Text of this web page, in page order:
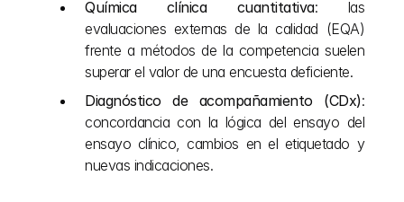
Química clínica cuantitativa: las
evaluaciones externas de la calidad (EQA)
frente a métodos de la competencia suelen
superar el valor de una encuesta deficiente.
Diagnóstico de acompañamiento (CDx):
concordancia con la lógica del ensayo del
ensayo clínico, cambios en el etiquetado y
nuevas indicaciones.